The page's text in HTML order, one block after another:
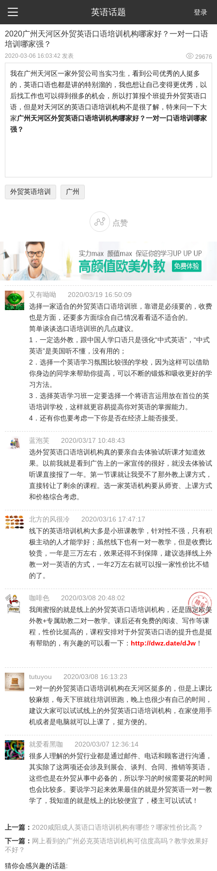
 英语话题 登录
2020广州天河区外贸英语口语培训机构哪家好？一对一口语
培训哪家强？
2020-03-06 16:03:42 发表  29676
我在广州天河区一家外贸公司当实习生，看到公司优秀的人挺多
的，英语口语也都是讲的特别溜的，我也想让自己变得更优秀，以
后找工作也可以得到很多的机会，所以打算报个班提升外贸英语口
语，但是对天河区的英语口语培训机构不是很了解，特来问一下大
家广州天河区外贸英语口语培训机构哪家好？一对一口语培训哪家
强？
外贸英语培训 广州
 点赞
又有呦呦
2020/03/19 16:50:09
选择一家适合的外贸英语口语培训班，靠谱是必须要的，收费
也是方面，还要多方面综合自己情况看看适不适合的。
简单谈谈选口语培训班的几点建议。
1．一定选外教，跟中国人学口语只是强化“中式英语”，“中式
英语”是美国听不懂，没有用的；
2．选择一个英语学习氛围比较强的学校，因为这样可以借助
你身边的同学来帮助你提高，可以不断的锻炼和吸收更好的学
习方法。
3．选择英语学习班一定要选择一个将语言运用放在首位的英
语培训学校，这样就更容易提高你对英语的掌握能力。
4．还有你也要考虑一下你是否在经济上能否接受。
蓝泡芙
2020/03/17 10:48:43
选外贸英语口语培训机构真的要亲自去体验试听课才知道效
果。以前我就是看到广告上的一家宣传的很好，就没去体验试
听课直接报了一年。第一节课就让我受不了那外教上课方式，
直接转让了剩余的课程。选一家英语机构要从师资、上课方式
和价格综合考虑。
北方的风很冷
2020/03/16 17:47:17
线下的英语培训机构大多是小班课教学，针对性不强，只有积
极主动的人才能学好；虽然线下也有一对一教学，但是收费比
较贵，一年是三万左右，效果还得不到保障，建议选择线上外
教一对一英语的方式，一年2万左右就可以报一家性价比不错
的了。
咖啡色
2020/03/08 20:48:02
我闺蜜报的就是线上的外贸英语口语培训机构，还是固定欧美
外教+专属助教二对一教学。课后还有免费的阅读、写作等课
程，性价比挺高的，课程安排对于外贸英语口语的提升也是挺
有帮助的，有兴趣的可以看一下： http://dwz.date/dJw ！
tutuyou
2020/03/08 16:13:23
一对一的外贸英语口语培训机构在天河区挺多的，但是上课比
较麻烦，每天下班就往培训班跑，晚上也很少有自己的时间，
建议大家可以试试线上的外贸英语口语培训机构，在家使用手
机或者是电脑就可以上课了，挺方便的。
就爱看黑咖
2020/03/07 12:36:14
很多人理解的外贸行业都是通过邮件、电话和顾客进行沟通，
其实除了这两项还会涉及到展会、谈判、合同、推销等英语，
这些也是在外贸从事中必备的，所以学习的时候需要花的时间
也会比较多。要说学习起来效果最佳的就是外贸英语一对一教
学了，我知道的就是线上的比较便宜了，楼主可以试试！
上一篇： 2020咸阳成人英语口语培训机构有哪些？哪家性价比高？
下一篇： 网上看到的广州必克英语培训机构可信度高吗？教学效果好
不好？
猜你会感兴趣的话题: